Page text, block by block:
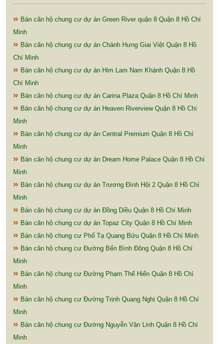
Bán căn hộ chung cư dự án Green River quận 8 Quận 8 Hồ Chí
Minh
Bán căn hộ chung cư dự án Chánh Hưng Giai Việt Quận 8 Hồ
Chí Minh
Bán căn hộ chung cư dự án Him Lam Nam Khánh Quận 8 Hồ
Chí Minh
Bán căn hộ chung cư dự án Carina Plaza Quận 8 Hồ Chí Minh
Bán căn hộ chung cư dự án Heaven Riverview Quận 8 Hồ Chí
Minh
Bán căn hộ chung cư dự án Central Premium Quận 8 Hồ Chí
Minh
Bán căn hộ chung cư dự án Dream Home Palace Quận 8 Hồ Chí
Minh
Bán căn hộ chung cư dự án Trương Đình Hội 2 Quận 8 Hồ Chí
Minh
Bán căn hộ chung cư dự án Đồng Diều Quận 8 Hồ Chí Minh
Bán căn hộ chung cư dự án Topaz City Quận 8 Hồ Chí Minh
Bán căn hộ chung cư Phố Tạ Quang Bửu Quận 8 Hồ Chí Minh
Bán căn hộ chung cư Đường Bến Bình Đông Quận 8 Hồ Chí
Minh
Bán căn hộ chung cư Đường Phạm Thế Hiển Quận 8 Hồ Chí
Minh
Bán căn hộ chung cư Đường Trịnh Quang Nghị Quận 8 Hồ Chí
Minh
Bán căn hộ chung cư Đường Nguyễn Văn Linh Quận 8 Hồ Chí
Minh